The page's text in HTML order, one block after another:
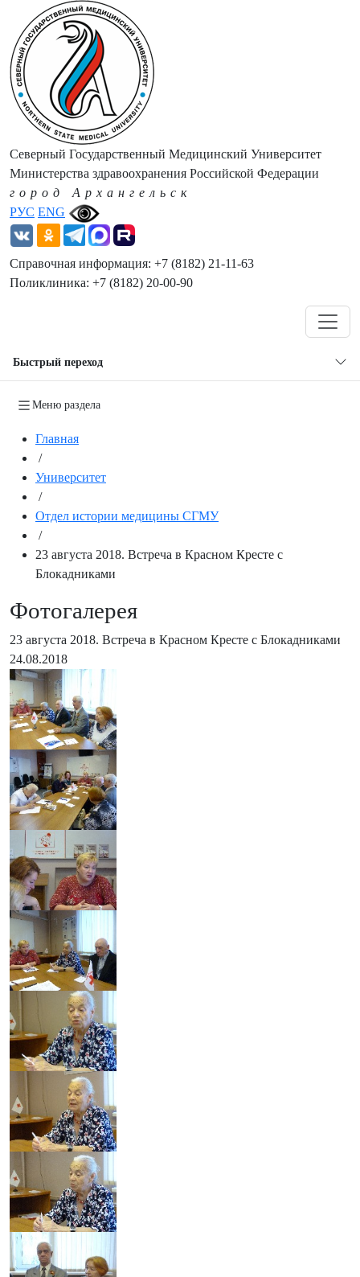
РУС ENG
Северный Государственный Медицинский Университет
Министерства здравоохранения Российской Федерации
город Архангельск
Справочная информация: +7 (8182) 21-11-63
Поликлиника: +7 (8182) 20-00-90
Быстрый переход
Меню раздела
Главная
/
Университет
/
Отдел истории медицины СГМУ
/
23 августа 2018. Встреча в Красном Кресте с
Блокадниками
Фотогалерея
23 августа 2018. Встреча в Красном Кресте с Блокадниками
24.08.2018